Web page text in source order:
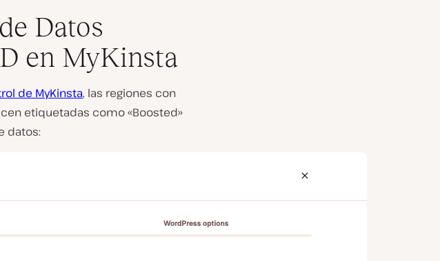
Datos
en MyKinsta
de MyKinsta, las regiones con
etiquetadas como «Boosted»
datos: